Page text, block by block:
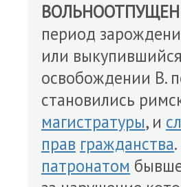
период
или
освобождении В.
становились
магистратуры, и
прав гражданства
патронатом